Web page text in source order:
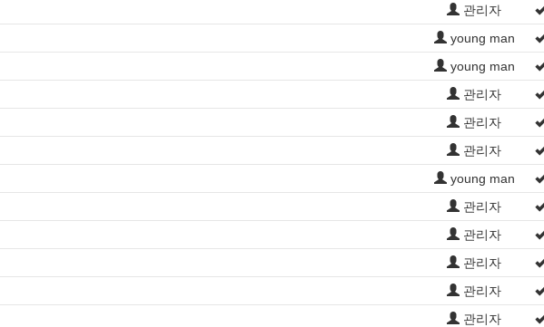
관리자
young man
young man
관리자
관리자
관리자
young man
관리자
관리자
관리자
관리자
관리자